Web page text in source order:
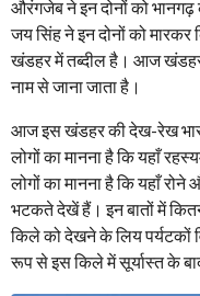
औरंगजेब ने इन दोनों को भानगढ़
जय सिंह ने इन दोनों को
खंडहर में तब्दील है। आज
नाम से जाना जाता है।
आज इस खंडहर की देख-रेख
लोगों का मानना है कि यहाँ
लोगों का मानना है कि यहाँ
भटकते देखें हैं। इन बातों में
किले को देखने के लिय पर्यटकों
रूप से इस किले में सूर्यास्त के